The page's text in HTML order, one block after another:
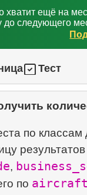
хватит ещё на
до следующего
Тест
по
,
по